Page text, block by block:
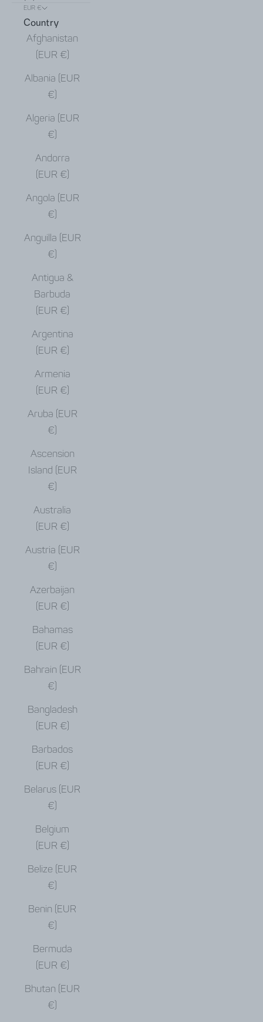
EUR €
Country
Afghanistan
(EUR €)
Albania (EUR
€)
Algeria (EUR
€)
Andorra
(EUR €)
Angola (EUR
€)
Anguilla (EUR
€)
Antigua &
Barbuda
(EUR €)
Argentina
(EUR €)
Armenia
(EUR €)
Aruba (EUR
€)
Ascension
Island (EUR
€)
Australia
(EUR €)
Austria (EUR
€)
Azerbaijan
(EUR €)
Bahamas
(EUR €)
Bahrain (EUR
€)
Bangladesh
(EUR €)
Barbados
(EUR €)
Belarus (EUR
€)
Belgium
(EUR €)
Belize (EUR
€)
Benin (EUR
€)
Bermuda
(EUR €)
Bhutan (EUR
€)